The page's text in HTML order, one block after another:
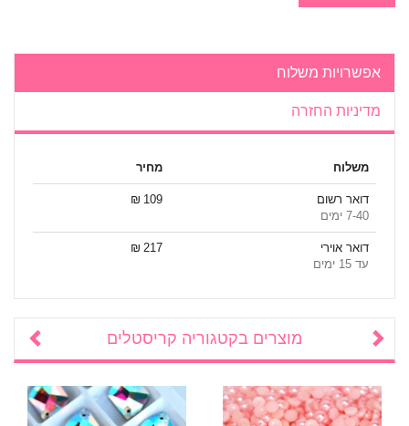
אפשרויות משלוח
מדיניות החזרה
משלוח מחיר
דואר רשום
7-40 ימים
109 ₪
דואר אוירי
עד 15 ימים
217 ₪
מוצרים בקטגוריה קריסטלים